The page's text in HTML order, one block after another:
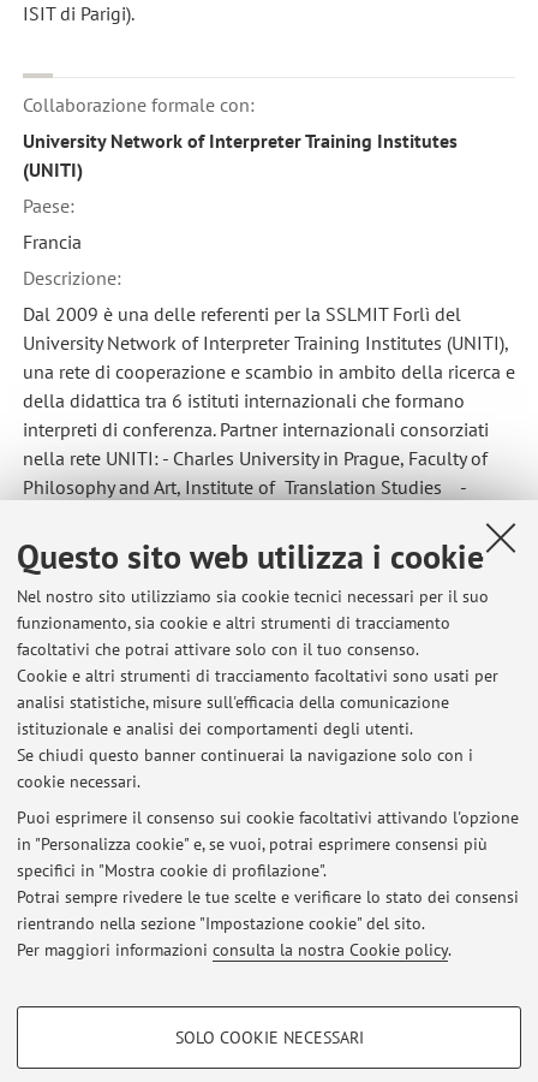
Questo sito web utilizza i cookie
Nel nostro sito utilizziamo sia cookie tecnici necessari per il suo
funzionamento, sia cookie e altri strumenti di tracciamento
facoltativi che potrai attivare solo con il tuo consenso.
Cookie e altri strumenti di tracciamento facoltativi sono usati per
analisi statistiche, misure sull'efficacia della comunicazione
istituzionale e analisi dei comportamenti degli utenti.
Se chiudi questo banner continuerai la navigazione solo con i
cookie necessari.
Puoi esprimere il consenso sui cookie facoltativi attivando l'opzione
in "Personalizza cookie" e, se vuoi, potrai esprimere consensi più
specifici in "Mostra cookie di profilazione".
Potrai sempre rivedere le tue scelte e verificare lo stato dei consensi
rientrando nella sezione "Impostazione cookie" del sito.
Per maggiori informazioni consulta la nostra Cookie policy.
COOKIE DI PROFILAZIONE - FACOLTATIVI
SOLO COOKIE NECESSARI
ISIT di Parigi).
Collaborazione formale con:
University Network of Interpreter Training Institutes
(UNITI)
Paese:
Francia
Descrizione:
Dal 2009 è una delle referenti per la SSLMIT Forlì del
University Network of Interpreter Training Institutes (UNITI),
una rete di cooperazione e scambio in ambito della ricerca e
della didattica tra 6 istituti internazionali che formano
interpreti di conferenza. Partner internazionali consorziati
nella rete UNITI: - Charles University in Prague, Faculty of
Philosophy and Art, Institute of Translation Studies -
Mehrsprachige Kommunikation - Heriot-Watt University,
School of Management and Languages - ISIT, Institut de
Management et de Communication Interculturels,
Programme d’Interprétation de Conférence - Lessius
University College, Department of Applied Language Studies
- Università degli Studi di Bologna, Scuola Superiore di
Lingue Monderne per Interpreti e Traduttori .
Ultimi avvisi
Al momento non sono presenti avvisi.
Area riservata